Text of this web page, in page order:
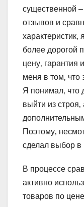
существенной
отзывов и
более дорогой
цену‚ гарантия
меня в том‚
Я понимал‚
выйти из
Поэтому‚
сделал выбор в
В процессе
активно
товаров по